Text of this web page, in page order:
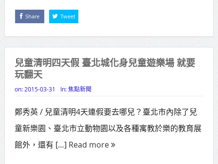
邁、運動部長李洋各界貴賓共同揭幕
高雄東照山關帝廟全國國中小學書
法比賽 圓滿落幕
賴清德總統主持將官晉任 期勉精進
蔣萬安再拋出「倒閣說」 喊推陳其
邁組閣
Share Tweet
兒童清明四天假 臺北城化身兒童遊樂場 就要
玩翻天
on: 2015-03-31 In:焦點新聞
鄭秀英 / 兒童清明4天連假要去哪兒？臺北市內除了兒
童新樂園、臺北市立動物園以及各種寓教於樂的教育展
館外，還有 […] Read more